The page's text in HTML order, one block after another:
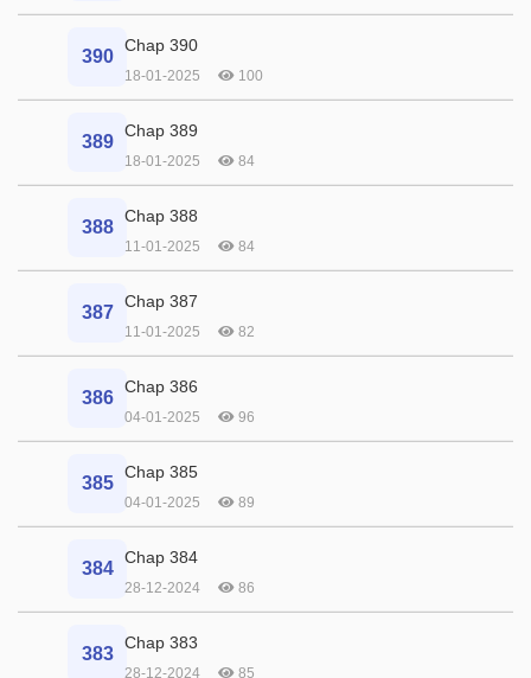
390
Chap 390
18-01-2025 100
389
Chap 389
18-01-2025 84
388
Chap 388
11-01-2025 84
387
Chap 387
11-01-2025 82
386
Chap 386
04-01-2025 96
385
Chap 385
04-01-2025 89
384
Chap 384
28-12-2024 86
383
Chap 383
28-12-2024 85